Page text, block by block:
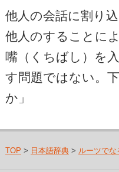
他人の会話に割り
他人のすることに
嘴（くちばし）を
す問題ではない。
か」
TOP > 日本語辞典> ルーツで